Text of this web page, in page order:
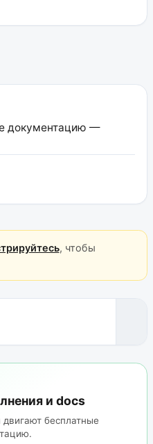
документацию —
, чтобы
и docs
бесплатные